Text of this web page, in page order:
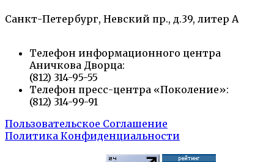
Санкт-Петербург, Невский пр., д.39, литер А
Телефон информационного центра
Аничкова Дворца:
(812) 314-95-55
Телефон пресс-центра «Поколение»:
(812) 314-99-91
Пользовательское Соглашение
Политика Конфиденциальности